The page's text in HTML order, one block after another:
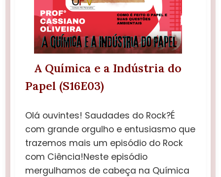
A Química e a Indústria do
Papel (S16E03)
Olá ouvintes! Saudades do Rock?É
com grande orgulho e entusiasmo que
trazemos mais um episódio do Rock
com Ciência!Neste episódio
mergulhamos de cabeça na Química